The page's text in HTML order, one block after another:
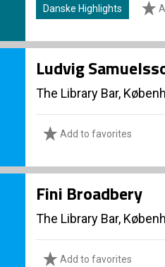
Danske Highlights
Ludvig
The Library Bar,
Add to favorites
Fini Broadbery
The Library Bar,
Add to favorites